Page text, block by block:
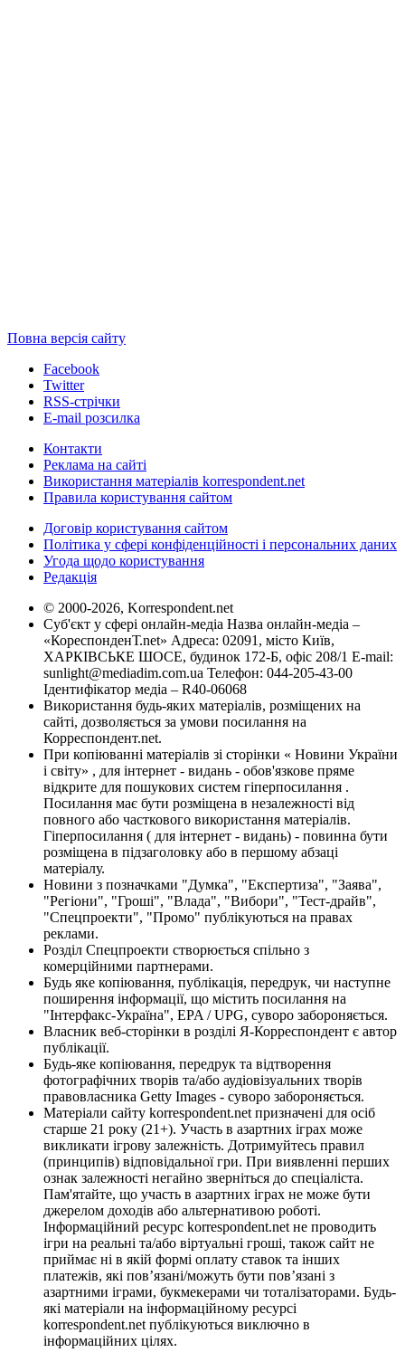
Повна версія сайту
Facebook
Twitter
RSS-стрічки
E-mail розсилка
Контакти
Реклама на сайті
Використання матеріалів korrespondent.net
Правила користування сайтом
Договір користування сайтом
Політика у сфері конфіденційності і персональних даних
Угода щодо користування
Редакція
© 2000-2026, Korrespondent.net
Суб'єкт у сфері онлайн-медіа Назва онлайн-медіа –
«КореспонденТ.net» Адреса: 02091, місто Київ,
ХАРКІВСЬКЕ ШОСЕ, будинок 172-Б, офіс 208/1 E-mail:
sunlight@mediadim.com.ua Телефон: 044-205-43-00
Ідентифікатор медіа – R40-06068
Використання будь-яких матеріалів, розміщених на
сайті, дозволяється за умови посилання на
Корреспондент.net.
При копіюванні матеріалів зі сторінки « Новини України
і світу» , для інтернет - видань - обов'язкове пряме
відкрите для пошукових систем гіперпосилання .
Посилання має бути розміщена в незалежності від
повного або часткового використання матеріалів.
Гіперпосилання ( для інтернет - видань) - повинна бути
розміщена в підзаголовку або в першому абзаці
матеріалу.
Новини з позначками "Думка", "Експертиза", "Заява",
"Регіони", "Гроші", "Влада", "Вибори", "Тест-драйв",
"Спецпроекти", "Промо" публікуються на правах
реклами.
Розділ Спецпроекти створюється спільно з
комерційними партнерами.
Будь яке копіювання, публікація, передрук, чи наступне
поширення інформації, що містить посилання на
"Інтерфакс-Україна", EPA / UPG, суворо забороняється.
Власник веб-сторінки в розділі Я-Корреспондент є автор
публікації.
Будь-яке копіювання, передрук та відтворення
фотографічних творів та/або аудіовізуальних творів
правовласника Getty Images - суворо забороняється.
Матеріали сайту korrespondent.net призначені для осіб
старше 21 року (21+). Участь в азартних іграх може
викликати ігрову залежність. Дотримуйтесь правил
(принципів) відповідальної гри. При виявленні перших
ознак залежності негайно зверніться до спеціаліста.
Пам'ятайте, що участь в азартних іграх не може бути
джерелом доходів або альтернативою роботі.
Інформаційний ресурс korrespondent.net не проводить
ігри на реальні та/або віртуальні гроші, також сайт не
приймає ні в якій формі оплату ставок та інших
платежів, які пов’язані/можуть бути пов’язані з
азартними іграми, букмекерами чи тоталізаторами. Будь-
які матеріали на інформаційному ресурсі
korrespondent.net публікуються виключно в
інформаційних цілях.